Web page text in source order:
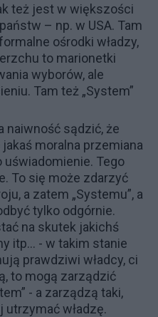
też jest w większości
– np. w USA. Tam
ośrodki władzy,
to marionetki
wyborów, ale
Tam też „System”
naiwność sądzić, że
jakaś moralna przemiana
uświadomienie. Tego
To się może zdarzyć
a zatem „Systemu”, a
tylko odgórnie.
na skutek jakichś
itp... - w takim stanie
prawdziwi władcy, ci
to mogą zarządzić
- a zarządzą taki,
utrzymać władzę.